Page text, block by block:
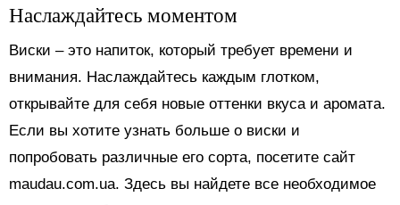
Наслаждайтесь моментом
Виски – это напиток, который требует времени и
внимания. Наслаждайтесь каждым глотком,
открывайте для себя новые оттенки вкуса и аромата.
Если вы хотите узнать больше о виски и
попробовать различные его сорта, посетите сайт
maudau.com.ua. Здесь вы найдете все необходимое